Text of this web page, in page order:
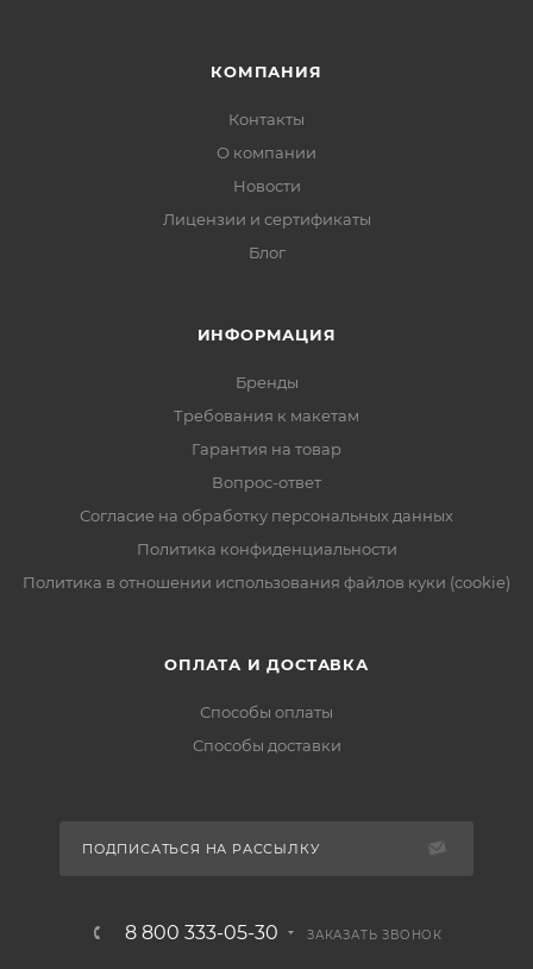
КОМПАНИЯ
Контакты
О компании
Новости
Лицензии и сертификаты
Блог
ИНФОРМАЦИЯ
Бренды
Требования к макетам
Гарантия на товар
Вопрос-ответ
Согласие на обработку персональных данных
Политика конфиденциальности
Политика в отношении использования файлов куки (cookie)
ОПЛАТА И ДОСТАВКА
Способы оплаты
Способы доставки
ПОДПИСАТЬСЯ НА РАССЫЛКУ
8 800 333-05-30 ЗАКАЗАТЬ ЗВОНОК